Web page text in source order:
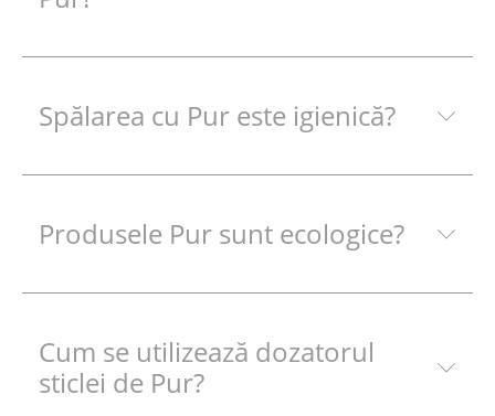
Spălarea cu Pur este igienică?
Produsele Pur sunt ecologice?
Cum se utilizează dozatorul
sticlei de Pur?